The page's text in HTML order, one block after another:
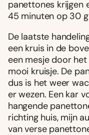
panettones krijgen
45 minuten op 30
De laatste
een kruis in de
een mesje door
mooi kruisje. De
dus is het weer
er wezen. Een kar
hangende
richting huis, mijn
van verse